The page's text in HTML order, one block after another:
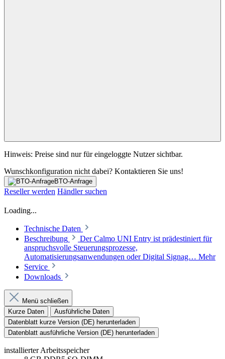
Hinweis: Preise sind nur für eingeloggte Nutzer sichtbar.
Wunschkonfiguration nicht dabei? Kontaktieren Sie uns!
BTO-Anfrage
Reseller werden Händler suchen
Loading...
Technische Daten
Beschreibung
Der Calmo UNI Entry ist prädestiniert für
anspruchsvolle Steuerungsprozesse,
Automatisierungsanwendungen oder Digital Signag… Mehr
Service
Downloads
Menü schließen
Kurze Daten
Ausführliche Daten
Datenblatt kurze Version (DE) herunterladen
Datenblatt ausführliche Version (DE) herunterladen
installierter Arbeitsspeicher